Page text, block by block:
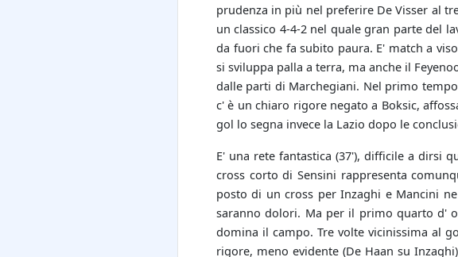
prudenza in più nel preferire De Visser al
un classico 4-4-2 nel quale gran parte del
da fuori che fa subito paura. E' match a
si sviluppa palla a terra, ma anche il
dalle parti di Marchegiani. Nel primo
c' è un chiaro rigore negato a Boksic,
gol lo segna invece la Lazio dopo le
E' una rete fantastica (37'), difficile a dirsi
cross corto di Sensini rappresenta
posto di un cross per Inzaghi e Mancini
saranno dolori. Ma per il primo quarto d'
domina il campo. Tre volte vicinissima al
rigore, meno evidente (De Haan su